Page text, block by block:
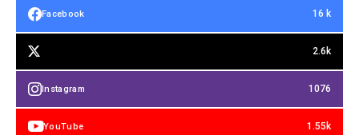
Facebook 16 k
2.6k
Instagram 1076
YouTube 1.55k